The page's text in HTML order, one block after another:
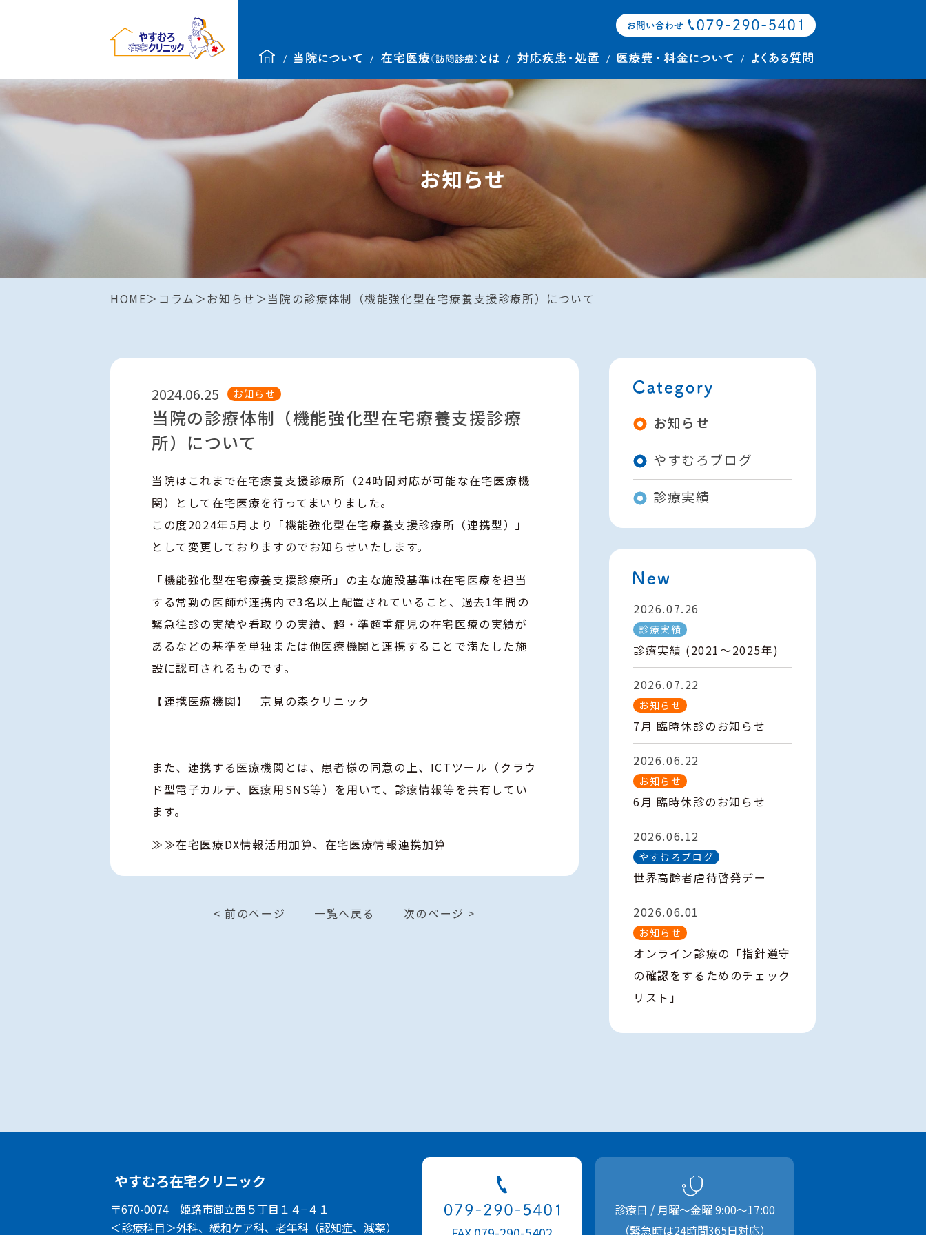
お知らせ
HOME コラム お知らせ 当院の診療体制（機能強化型在宅療養支援診療所）について
2024.06.25 お知らせ
当院の診療体制（機能強化型在宅療養支援診療
所）について
当院はこれまで在宅療養支援診療所（24時間対応が可能な在宅医療機
関）として在宅医療を行ってまいりました。
この度2024年5月より「機能強化型在宅療養支援診療所（連携型）」
として変更しておりますのでお知らせいたします。
「機能強化型在宅療養支援診療所」の主な施設基準は在宅医療を担当
する常勤の医師が連携内で3名以上配置されていること、過去1年間の
緊急往診の実績や看取りの実績、超・準超重症児の在宅医療の実績が
あるなどの基準を単独または他医療機関と連携することで満たした施
設に認可されるものです。
【連携医療機関】 京見の森クリニック
また、連携する医療機関とは、患者様の同意の上、ICTツール（クラウ
ド型電子カルテ、医療用SNS等）を用いて、診療情報等を共有してい
ます。
≫≫在宅医療DX情報活用加算、在宅医療情報連携加算
< 前のページ 一覧へ戻る 次のページ >
お知らせ
やすむろブログ
診療実績
2026.07.26
診療実績
診療実績 (2021～2025年)
2026.07.22
お知らせ
7月 臨時休診のお知らせ
2026.06.22
お知らせ
6月 臨時休診のお知らせ
2026.06.12
やすむろブログ
世界高齢者虐待啓発デー
2026.06.01
お知らせ
オンライン診療の「指針遵守
の確認をするためのチェック
リスト」
やすむろ在宅クリニック
〒670-0074 姫路市御立西５丁目１４−４１
＜診療科目＞外科、緩和ケア科、老年科（認知症、減薬）
診療日 / 月曜〜金曜9:00〜17:00
（緊急時は24時間365日対応）